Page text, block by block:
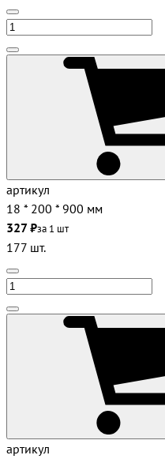
артикул
18 * 200 * 900 мм
327 ₽за 1 шт
177 шт.
артикул